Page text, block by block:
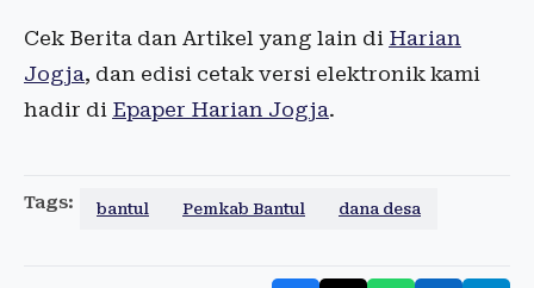
Cek Berita dan Artikel yang lain di Harian
Jogja, dan edisi cetak versi elektronik kami
hadir di Epaper Harian Jogja.
Tags: bantul Pemkab Bantul dana desa